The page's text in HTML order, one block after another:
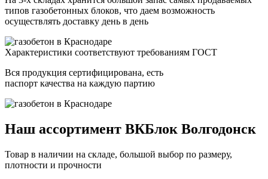
типов газобетонных блоков, что даем возможность
осуществлять доставку день в день
Характеристики соответствуют требованиям ГОСТ
Вся продукция сертифицирована, есть
паспорт качества на каждую партию
Наш ассортимент ВКБлок Волгодонск
Товар в наличии на складе, большой выбор по размеру,
плотности и прочности